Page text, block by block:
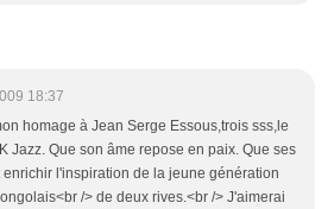
18:37
homage à Jean Serge Essous,trois sss,le
Jazz. Que son âme repose en paix. Que ses
l'inspiration de la jeune génération
/> de deux rives.<br /> J'aimerai